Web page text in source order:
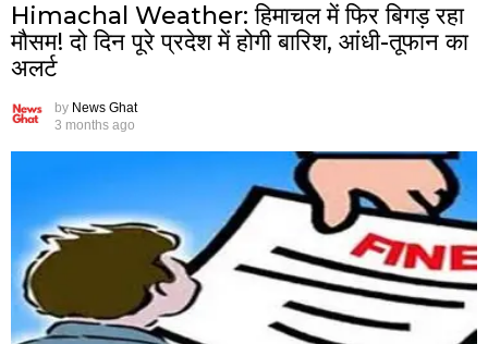
Himachal Weather: हिमाचल में फिर बिगड़ रहा
मौसम! दो दिन पूरे प्रदेश में होगी बारिश, आंधी-तूफान का
अलर्ट
by News Ghat
3 months ago